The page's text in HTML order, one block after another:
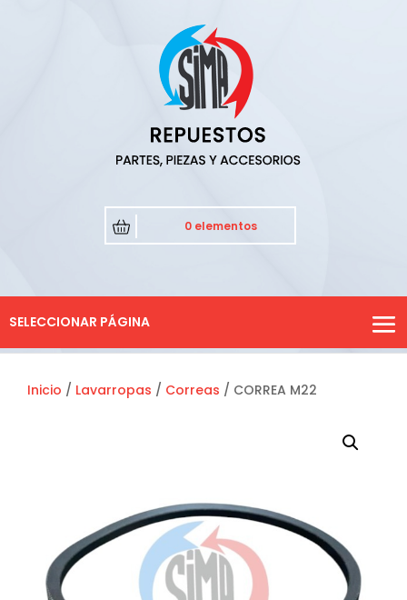
0 elementos
SELECCIONAR PÁGINA
Inicio / Lavarropas / Correas / CORREA M22